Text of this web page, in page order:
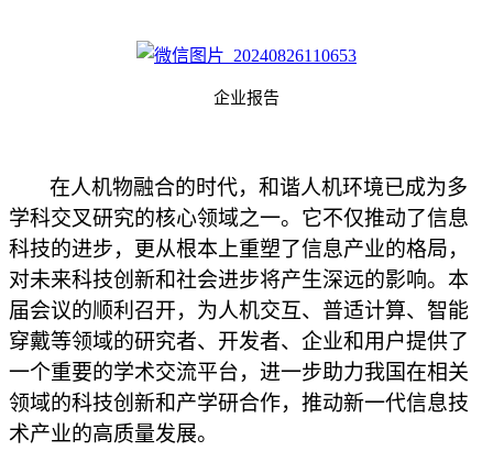
企业报告
在人机物融合的时代，和谐人机环境已成为多
学科交叉研究的核心领域之一。它不仅推动了信息
科技的进步，更从根本上重塑了信息产业的格局，
对未来科技创新和社会进步将产生深远的影响。本
届会议的顺利召开，为人机交互、普适计算、智能
穿戴等领域的研究者、开发者、企业和用户提供了
一个重要的学术交流平台，进一步助力我国在相关
领域的科技创新和产学研合作，推动新一代信息技
术产业的高质量发展。